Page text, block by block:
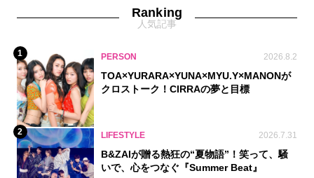
Ranking
人気記事
1 PERSON 2026.8.2
TOA×YURARA×YUNA×MYU.Y×MANONが
クロストーク！CIRRAの夢と目標
2 LIFESTYLE 2026.7.31
B&ZAIが贈る熱狂の“夏物語”！笑って、騒
いで、心をつなぐ『Summer Beat』